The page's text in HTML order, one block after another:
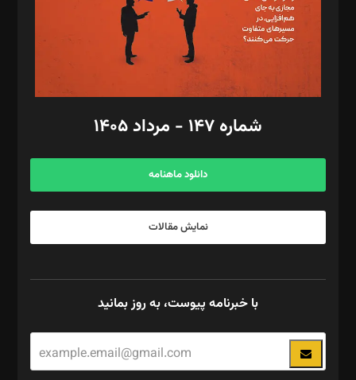
فیلمبرداری و عکاسی: امیر شفیعی، مانی لطفی زاده
گرافیک و صفحه‌آرایی: سید‌سبحان‌علی ثابت
مد‌یر توسعه تجاری: کامبیز برید‌
امور مالی: شاپور رهبری، محمد‌ کاظمی‌نیا
آگهی و مشترکین: ۰۹۱۹۹۹۹۰۴۵۴
شماره ۱۴۷ - مرداد ۱۴۰۵
دانلود ماهنامه
نمایش مقالات
با خبرنامه پیوست، به روز بمانید